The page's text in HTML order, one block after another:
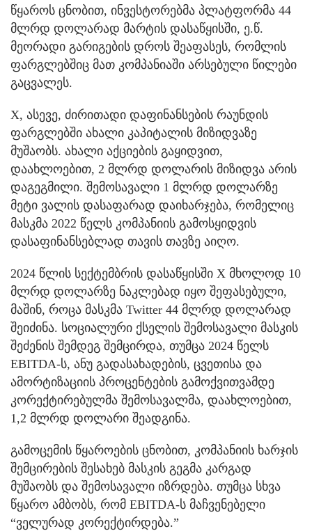
წყაროს ცნობით, ინვესტორებმა პლატფორმა 44
მლრდ დოლარად მარტის დასაწყისში, ე.წ.
მეორადი გარიგების დროს შეაფასეს, რომლის
ფარგლებშიც მათ კომპანიაში არსებული წილები
გაცვალეს.
X, ასევე, ძირითადი დაფინანსების რაუნდის
ფარგლებში ახალი კაპიტალის მიზიდვაზე
მუშაობს. ახალი აქციების გაყიდვით,
დაახლოებით, 2 მლრდ დოლარის მიზიდვა არის
დაგეგმილი. შემოსავალი 1 მლრდ დოლარზე
მეტი ვალის დასაფარად დაიხარჯება, რომელიც
მასკმა 2022 წელს კომპანიის გამოსყიდვის
დასაფინანსებლად თავის თავზე აიღო.
2024 წლის სექტემბრის დასაწყისში X მხოლოდ 10
მლრდ დოლარზე ნაკლებად იყო შეფასებული,
მაშინ, როცა მასკმა Twitter 44 მლრდ დოლარად
შეიძინა. სოციალური ქსელის შემოსავალი მასკის
შეძენის შემდეგ შემცირდა, თუმცა 2024 წელს
EBITDA-ს, ანუ გადასახადების, ცვეთისა და
ამორტიზაციის პროცენტების გამოქვითვამდე
კორექტირებულმა შემოსავალმა, დაახლოებით,
1,2 მლრდ დოლარი შეადგინა.
გამოცემის წყაროების ცნობით, კომპანიის ხარჯის
შემცირების შესახებ მასკის გეგმა კარგად
მუშაობს და შემოსავალი იზრდება. თუმცა სხვა
წყარო ამბობს, რომ EBITDA-ს მაჩვენებელი
“ველურად კორექტირდება.”